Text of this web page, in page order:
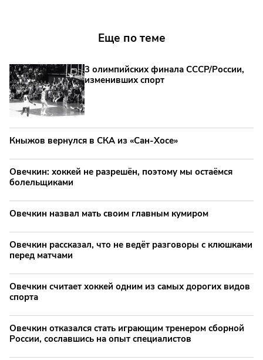
Еще по теме
3 олимпийских финала СССР/России,
изменивших спорт
Кныжов вернулся в СКА из «Сан-Хосе»
Овечкин: хоккей не разрешён, поэтому мы остаёмся
болельщиками
Овечкин назвал мать своим главным кумиром
Овечкин рассказал, что не ведёт разговоры с клюшками
перед матчами
Овечкин считает хоккей одним из самых дорогих видов
спорта
Овечкин отказался стать играющим тренером сборной
России, сославшись на опыт специалистов